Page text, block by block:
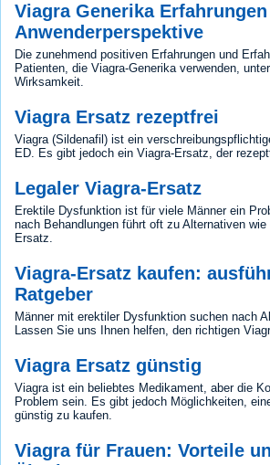
Viagra Generika
Anwenderperspektive
Die zunehmend positiven Erfahrungen und
Patienten, die Viagra-Generika verwenden,
Wirksamkeit.
Viagra Ersatz rezeptfrei
Viagra (Sildenafil) ist ein
ED. Es gibt jedoch ein Viagra-Ersatz, der
Legaler Viagra-Ersatz
Erektile Dysfunktion ist für viele Männer ein
nach Behandlungen führt oft zu Alternativen
Ersatz.
Viagra-Ersatz kaufen:
Ratgeber
Männer mit erektiler Dysfunktion suchen nach
Lassen Sie uns Ihnen helfen, den richtigen
Viagra Ersatz günstig
Viagra ist ein beliebtes Medikament, aber die
Problem sein. Es gibt jedoch Möglichkeiten,
günstig zu kaufen.
Viagra für Frauen: Vorteile